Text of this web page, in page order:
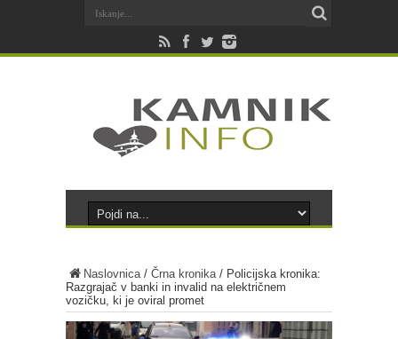
Naslovnica/ Črna kronika/ Policijska kronika:
Razgrajač v banki in invalid na električnem
vozičku, ki je oviral promet